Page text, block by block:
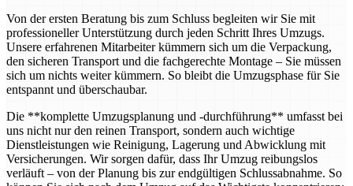
Von der ersten Beratung bis zum Schluss begleiten wir Sie mit
professioneller Unterstützung durch jeden Schritt Ihres Umzugs.
Unsere erfahrenen Mitarbeiter kümmern sich um die Verpackung,
den sicheren Transport und die fachgerechte Montage – Sie müssen
sich um nichts weiter kümmern. So bleibt die Umzugsphase für Sie
entspannt und überschaubar.
Die **komplette Umzugsplanung und -durchführung** umfasst bei
uns nicht nur den reinen Transport, sondern auch wichtige
Dienstleistungen wie Reinigung, Lagerung und Abwicklung mit
Versicherungen. Wir sorgen dafür, dass Ihr Umzug reibungslos
verläuft – von der Planung bis zur endgültigen Schlussabnahme. So